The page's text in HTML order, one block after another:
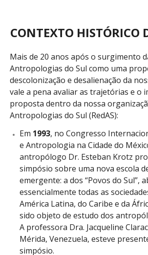
CONTEXTO HISTÓRICO
Mais de 20 anos após o surgimento
Antropologias do Sul como uma
descolonização e desalienação da
vale a pena avaliar as trajetórias e o
proposta dentro da nossa
Antropologias do Sul (RedAS):
Em 1993, no Congresso
e Antropologia na Cidade do
antropólogo Dr. Esteban Krotz
simpósio sobre uma nova escola
emergente: a dos “Povos do Sul”,
essencialmente todas as
América Latina, do Caribe e da
sido objeto de estudo dos
A professora Dra. Jacqueline
Mérida, Venezuela, esteve
simpósio.